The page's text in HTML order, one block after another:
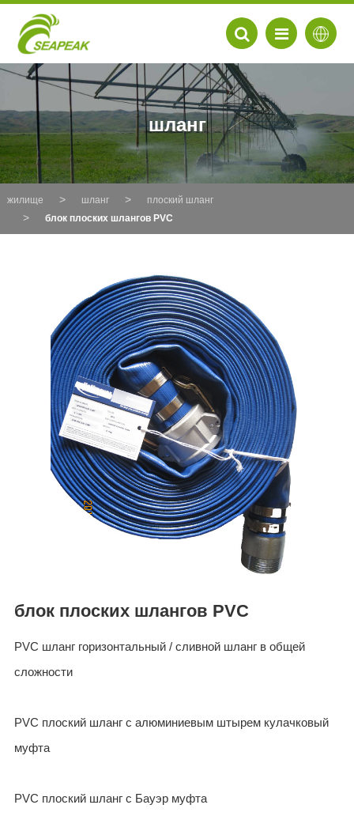
шланг
жилище шланг
плоский шланг
блок плоских шлангов PVC
блок плоских шлангов PVC
PVC шланг горизонтальный / сливной шланг в общей
сложности
PVC плоский шланг с алюминиевым штырем кулачковый
муфта
PVC плоский шланг с Бауэр муфта